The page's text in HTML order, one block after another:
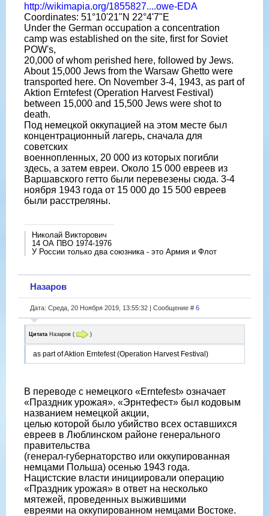
http://wikimapia.org/1855827....owe-EDA
Coordinates: 51°10'21"N 22°4'7"E
Under the German occupation a concentration
camp was established on the site, first for Soviet
POW's,
20,000 of whom perished here, followed by Jews.
About 15,000 Jews from the Warsaw Ghetto were
transported here. On November 3-4, 1943, as part of
Aktion Erntefest (Operation Harvest Festival)
between 15,000 and 15,500 Jews were shot to
death.
Под немецкой оккупацией на этом месте был
концентрационный лагерь, сначала для
советских
военнопленных, 20 000 из которых погибли
здесь, а затем евреи. Около 15 000 евреев из
Варшавского гетто были перевезены сюда. 3-4
ноября 1943 года от 15 000 до 15 500 евреев
были расстреляны.
Николай Викторович
14 ОА ПВО 1974-1976
У России только два союзника - это Армия и Флот
Назаров
Дата: Среда, 20 Ноября 2019, 13:55:32 | Сообщение # 6
Цитата Назаров ( )
as part of Aktion Erntefest (Operation Harvest Festival)
В переводе с немецкого «Erntefest» означает
«Праздник урожая». «Эрнтефест» был кодовым
названием немецкой акции,
целью которой было убийство всех оставшихся
евреев в Люблинском районе генерального
правительства
(генерал-губернаторство или оккупированная
немцами Польша) осенью 1943 года.
Нацистские власти инициировали операцию
«Праздник урожая» в ответ на несколько
мятежей, проведенных выжившими
евреями на оккупированном немцами Востоке.